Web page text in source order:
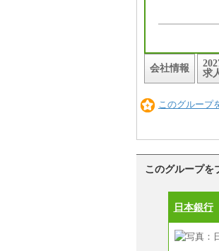
会社情報
求
このグループ
このグループを
日本銀行